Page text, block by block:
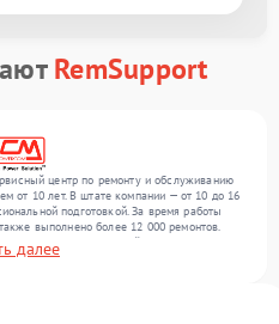
RemSupport
центр по ремонту и обслуживанию
от 10 лет. В штате компании — от 10 до 16
подготовкой. За время работы
выполнено более 12 000 ремонтов.
более 300 обращений, включая , , . Мы
и гарантируем высокое качество
далее